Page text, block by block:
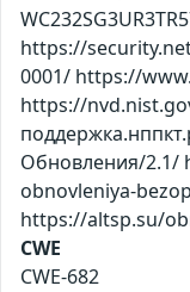
https://
0001/ https://
https://
Обновления/2.1/
obnovleniya-
https://altsp.su/
CWE
CWE-682